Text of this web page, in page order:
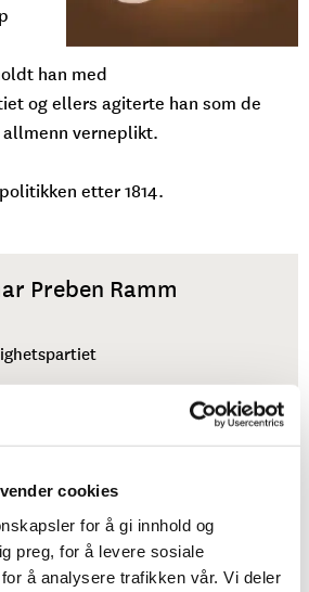
cookies
for å gi innhold og
preg, for å levere sosiale
å analysere trafikken vår. Vi deler
han med
og ellers agiterte han som de
verneplikt.
etter 1814.
Preben Ramm
gammel
dragonregiment